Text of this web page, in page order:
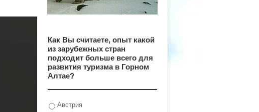
Как Вы считаете, опыт какой
из зарубежных стран
подходит больше всего для
развития туризма в Горном
Алтае?
Австрия